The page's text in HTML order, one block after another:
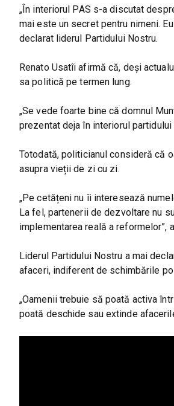
„În interiorul PAS s-a discutat
mai este un secret pentru nimeni.
declarat liderul Partidului Nostru.
Renato Usatîi afirmă că, deși
sa politică pe termen lung.
„Se vede foarte bine că domnul
prezentat deja în interiorul
Totodată, politicianul consideră că
asupra vieții de zi cu zi.
„Pe cetățeni nu îi interesează
La fel, partenerii de dezvoltare nu
implementarea reală a reformelor”,
Liderul Partidului Nostru a mai
afaceri, indiferent de schimbările
„Oamenii trebuie să poată activa
poată deschide sau extinde